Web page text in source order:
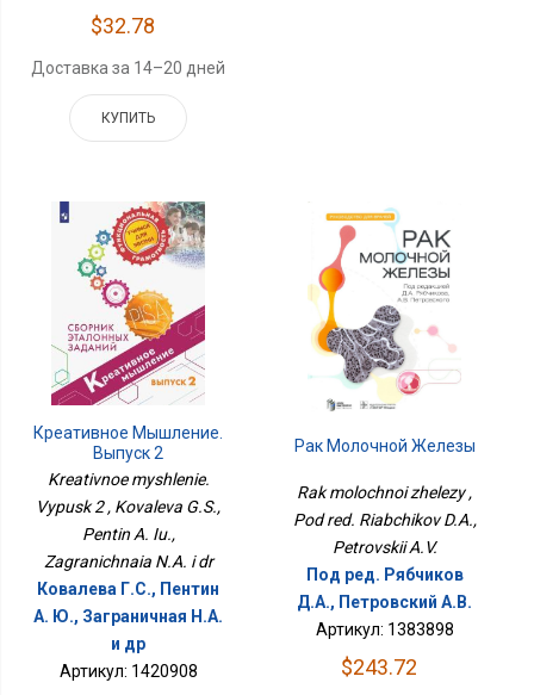
$32.78
Доставка за 14–20 дней
КУПИТЬ
Креативное Мышление.
Выпуск 2
Kreativnoe myshlenie.
Vypusk 2 , Kovaleva G.S.,
Pentin A. Iu.,
Zagranichnaia N.A. i dr
Ковалева Г.С., Пентин
А. Ю., Заграничная Н.А.
и др
Артикул: 1420908
Рак Молочной Железы
Rak molochnoi zhelezy ,
Pod red. Riabchikov D.A.,
Petrovskii A.V.
Под ред. Рябчиков
Д.А., Петровский А.В.
Артикул: 1383898
$243.72